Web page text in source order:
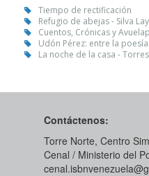
Tiempo de rectificación
Refugio de abejas - Silva
Cuentos, Crónicas y
Udón Pérez: entre la
La noche de la casa -
Contáctenos:
Torre Norte, Centro
Cenal / Ministerio del